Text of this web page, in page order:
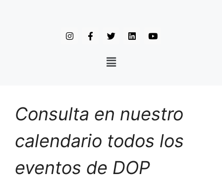
Consulta en nuestro
calendario todos los
eventos de DOP